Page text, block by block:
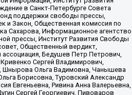
в Санкт-Петербурге Совета
поддержки свободы прессы,
и Закон, Общественная комиссия по
Сахарова, Информационное агентство
прессы, Институт Развития Свободы
Общественный вердикт,
ассоциация, Бедушев Петр Петрович,
Сергей Владимирович,
Шнырова Ольга Вадимовна, Чанышева
Борисовна, Туровский Александр
Евгеньевна, Ривина Анна Валерьевна,
Сергей Георгиевич, Пивоваров